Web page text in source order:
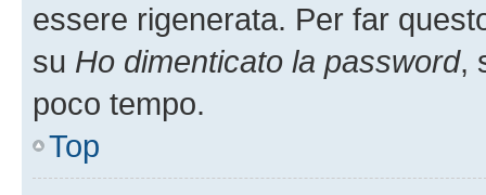
essere rigenerata. Per far
su Ho dimenticato la password,
poco tempo.
Top